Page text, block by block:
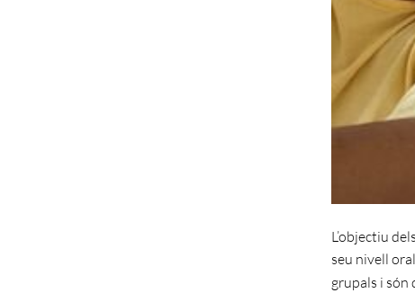
L’objectiu
seu nivell
grupals i són